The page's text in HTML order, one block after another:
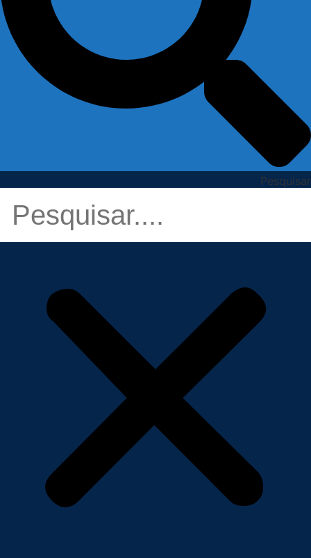
Pesquisar